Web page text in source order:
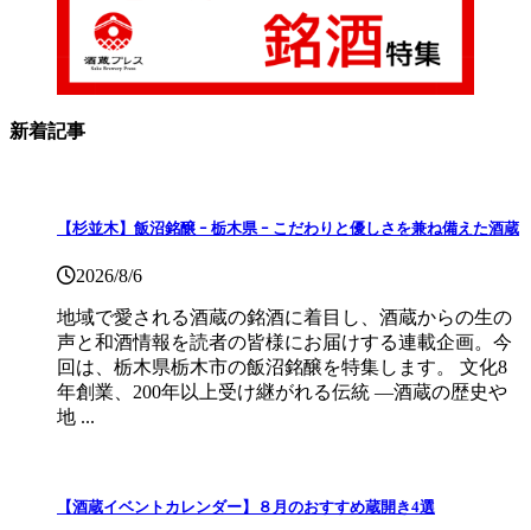
新着記事
【杉並木】飯沼銘醸 ｰ 栃木県 ｰ こだわりと優しさを兼ね備えた酒蔵
2026/8/6
地域で愛される酒蔵の銘酒に着目し、酒蔵からの生の
声と和酒情報を読者の皆様にお届けする連載企画。今
回は、栃木県栃木市の飯沼銘醸を特集します。 文化8
年創業、200年以上受け継がれる伝統 ―酒蔵の歴史や
地 ...
【酒蔵イベントカレンダー】８月のおすすめ蔵開き4選